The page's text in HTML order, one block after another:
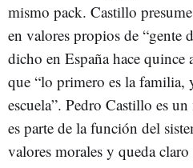
mismo pack. Castillo
en valores propios de “gente
dicho en España hace
que “lo primero es la
escuela”. Pedro Castillo es
es parte de la función del
valores morales y queda claro